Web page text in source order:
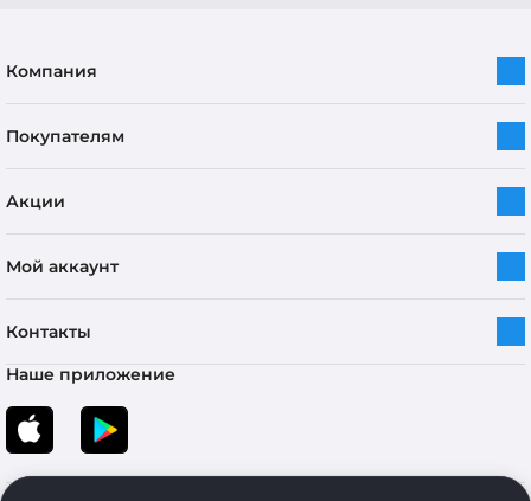
Компания
Покупателям
Акции
Мой аккаунт
Контакты
Наше приложение